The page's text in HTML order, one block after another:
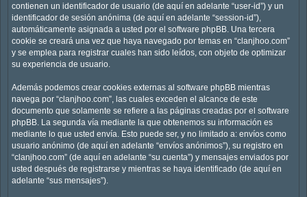
contienen un identificador de usuario (de aquí en adelante “user-id”) y un
identificador de sesión anónima (de aquí en adelante “session-id”),
automáticamente asignada a usted por el software phpBB. Una tercera
cookie se creará una vez que haya navegado por temas en “clanjhoo.com”
y se emplea para registrar cuales han sido leídos, con objeto de optimizar
su experiencia de usuario.
Además podemos crear cookies externas al software phpBB mientras
navega por “clanjhoo.com”, las cuales exceden el alcance de este
documento que solamente se refiere a las páginas creadas por el software
phpBB. La segunda vía mediante la que obtenemos su información es
mediante lo que usted envía. Esto puede ser, y no limitado a: envíos como
usuario anónimo (de aquí en adelante “envíos anónimos”), su registro en
“clanjhoo.com” (de aquí en adelante “su cuenta”) y mensajes enviados por
usted después de registrarse y mientras se haya identificado (de aquí en
adelante “sus mensajes”).